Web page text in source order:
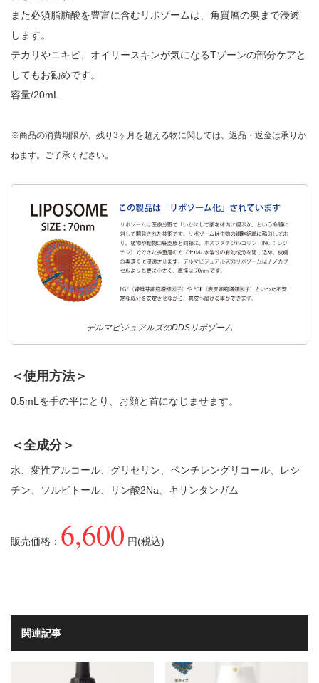
また必須脂肪酸を豊富に含むリポゾームは、角質層の奥まで浸透
します。
テカリやニキビ、オイリースキンが気になるTゾーンの部分ケアと
してもお勧めです。
容量/20mL
※商品の消費期限が、残り3ヶ月を超える物に関しては、返品・返金は承りか
ねます。ご了承ください。
デルマビジュアルズのDDSリポゾーム
＜使用方法＞
0.5mLを手の平にとり、お顔と首になじませます。
＜全成分＞
水、変性アルコール、グリセリン、ペンチレングリコール、レシ
チン、ソルビトール、リン酸2Na、キサンタンガム
販売価格： 6,600 円(税込)
関連記事